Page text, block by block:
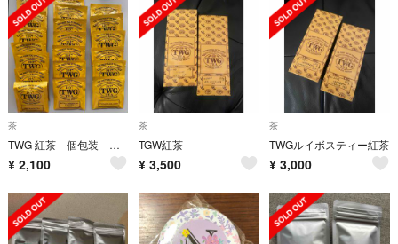
茶
TWG 紅茶 個包装 セット
¥ 2,100
茶
TGW紅茶
¥ 3,500
茶
TWGルイボスティー紅茶
¥ 3,000